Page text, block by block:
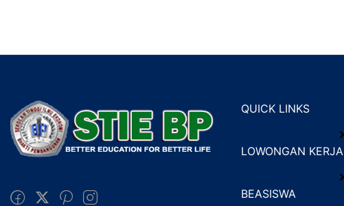
QUICK LINKS
LOWONGAN KERJA
BEASISWA